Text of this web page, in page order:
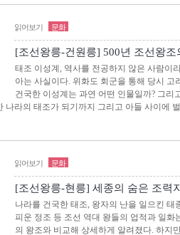
읽어보기 문화
[조선왕릉-건원릉] 500년 조선왕조
태조 이성계, 역사를 전공하지 않은 사람이
아는 사실이다. 위화도 회군을 통해 당시
건국한 이성계는 과연 어떤 인물일까? 그
나라의 태조가 되기까지 그리고 아들 사이에
읽어보기 문화
[조선왕릉-현릉] 세종의 숨은 조력
나라를 건국한 태조, 왕자의 난을 일으킨
피운 정조 등 조선 역대 왕들의 업적과 일화
의 왕조와 비교해 상세하게 알려졌다. 하지